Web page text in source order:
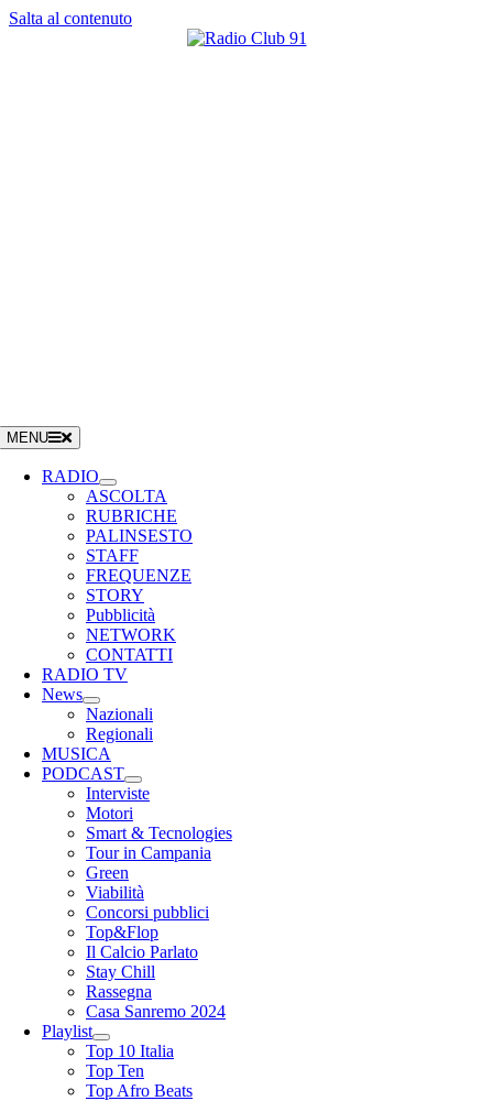
Salta al contenuto
MENU
RADIO
ASCOLTA
RUBRICHE
PALINSESTO
STAFF
FREQUENZE
STORY
Pubblicità
NETWORK
CONTATTI
RADIO TV
News
Nazionali
Regionali
MUSICA
PODCAST
Interviste
Motori
Smart & Tecnologies
Tour in Campania
Green
Viabilità
Concorsi pubblici
Top&Flop
Il Calcio Parlato
Stay Chill
Rassegna
Casa Sanremo 2024
Playlist
Top 10 Italia
Top Ten
Top Afro Beats